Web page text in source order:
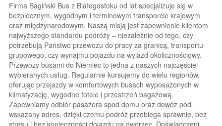
Firma Bagiński Bus z Białegostoku od lat specjalizuje się w
bezpiecznym, wygodnym i terminowym transporcie krajowym
oraz międzynarodowym. Naszą misją jest zapewnienie klientom
najwyższego standardu podróży – niezależnie od tego, czy
potrzebują Państwo przewozu do pracy za granicą, transportu
grupowego, czy wynajmu pojazdu na wyjazd okolicznościowy.
Przewozy busami do Niemiec to jedna z naszych najczęściej
wybieranych usług. Regularnie kursujemy do wielu regionów,
oferując przejazdy w komfortowych busach wyposażonych w
klimatyzację, wygodne fotele i przestrzeń bagażową.
Zapewniamy odbiór pasażera spod domu oraz dowóz pod
wskazany adres, dzięki czemu podróż przebiega sprawnie, bez
stresu i bez konieczności dojazdu na dworzec. Doświadczeni